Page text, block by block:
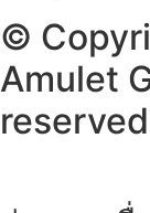
©
Amulet